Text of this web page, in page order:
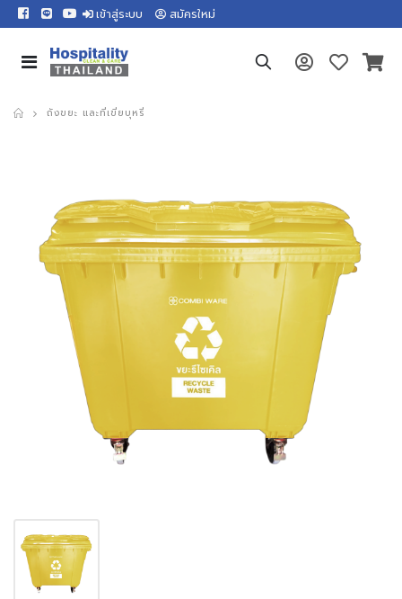
เข้าสู่ระบบ สมัครใหม่
ถังขยะ และที่เขี่ยบุหรี่